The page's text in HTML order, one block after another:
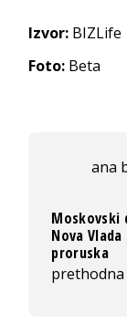
Izvor: BIZLife
Foto: Beta
ana
Moskovski
Nova
proruska
prethodna